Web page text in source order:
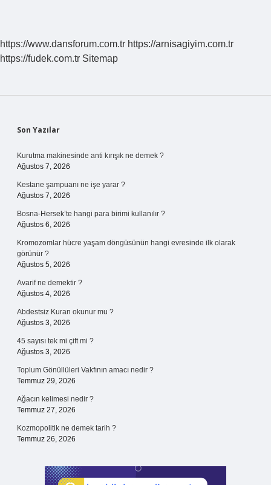
Ne
Kadar
https://www.dansforum.com.tr https://arnisagiyim.com.tr
https://fudek.com.tr Sitemap
Sidebar
Son Yazılar
Kurutma makinesinde anti kırışık ne demek ?
Ağustos 7, 2026
Kestane şampuanı ne işe yarar ?
Ağustos 7, 2026
Bosna-Hersek’te hangi para birimi kullanılır ?
Ağustos 6, 2026
Kromozomlar hücre yaşam döngüsünün hangi evresinde ilk olarak
görünür ?
Ağustos 5, 2026
Avarif ne demektir ?
Ağustos 4, 2026
Abdestsiz Kuran okunur mu ?
Ağustos 3, 2026
45 sayısı tek mi çift mi ?
Ağustos 3, 2026
Toplum Gönüllüleri Vakfının amacı nedir ?
Temmuz 29, 2026
Ağacın kelimesi nedir ?
Temmuz 27, 2026
Kozmopolitik ne demek tarih ?
Temmuz 26, 2026